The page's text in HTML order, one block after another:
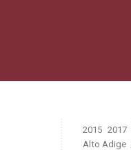
2015 2017
Alto Adige